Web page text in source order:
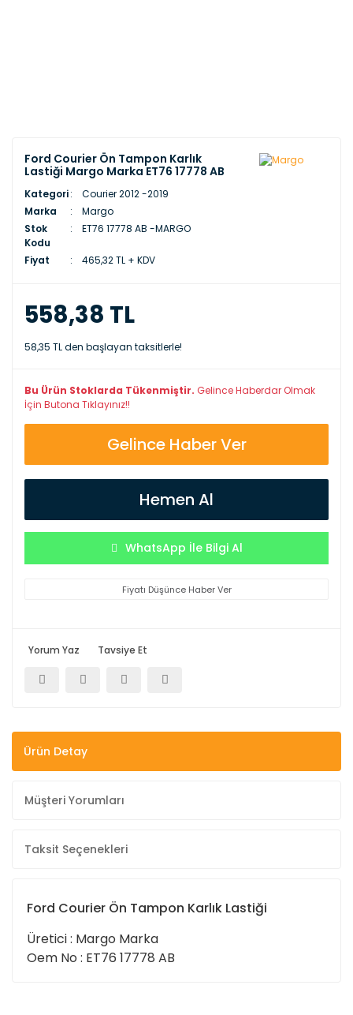
Ford Courier Ön Tampon Karlık
Lastiği Margo Marka ET76 17778 AB
Kategori
Courier 2012 -2019
Marka
Margo
Stok
Kodu
ET76 17778 AB -MARGO
Fiyat 465,32 TL + KDV
558,38 TL
58,35 TL den başlayan taksitlerle!
Bu Ürün Stoklarda Tükenmiştir. Gelince Haberdar Olmak
İçin Butona Tıklayınız!!
Gelince Haber Ver
Hemen Al
WhatsApp İle Bilgi Al
Fiyatı Düşünce Haber Ver
Yorum Yaz Tavsiye Et
Ürün Detay
Müşteri Yorumları
Taksit Seçenekleri
Ford Courier Ön Tampon Karlık Lastiği
Üretici : Margo Marka
Oem No : ET76 17778 AB